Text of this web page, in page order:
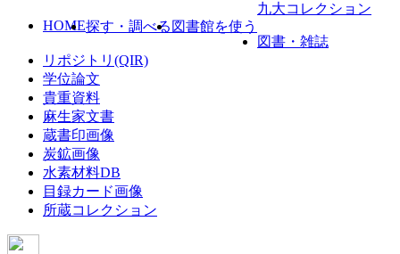
HOME探す・調べる 図書館を使う
九大コレクション
図書・雑誌
リポジトリ(QIR)
学位論文
貴重資料
麻生家文書
蔵書印画像
炭鉱画像
水素材料DB
目録カード画像
所蔵コレクション